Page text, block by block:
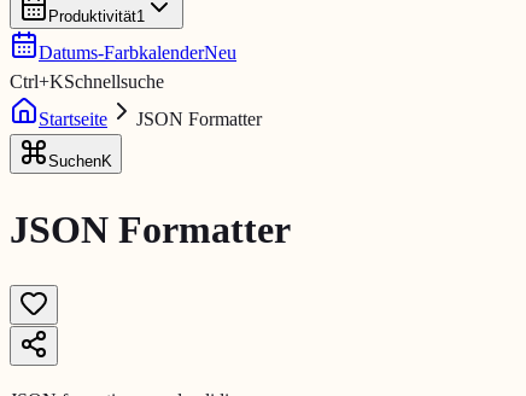
Produktivität1
Datums-FarbkalenderNeu
Ctrl+KSchnellsuche
Startseite
JSON Formatter
SuchenK
JSON Formatter